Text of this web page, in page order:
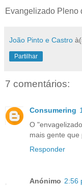
Evangelizado Pleno
João Pinto e Castro
Partilhar
7 comentários:
Consumering
O
mais gente que
Responder
Anónimo 2:56